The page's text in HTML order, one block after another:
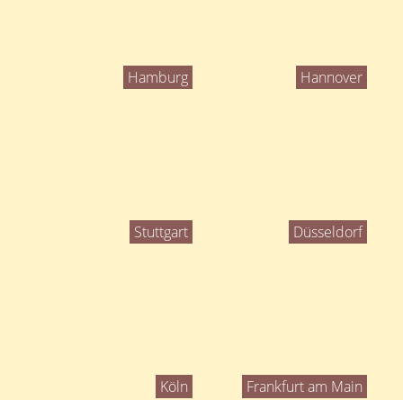
Hamburg Hannover
Stuttgart Düsseldorf
Köln Frankfurt am Main